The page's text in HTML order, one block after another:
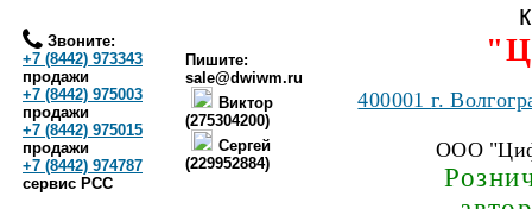
Звоните:
+7 (8442) 973343
продажи
+7 (8442) 975003
продажи
+7 (8442) 975015
продажи
+7 (8442) 974787
сервис РСС
Пишите:
sale@dwiwm.ru
Виктор
(275304200)
Сергей
(229952884)
400001г.
ООО